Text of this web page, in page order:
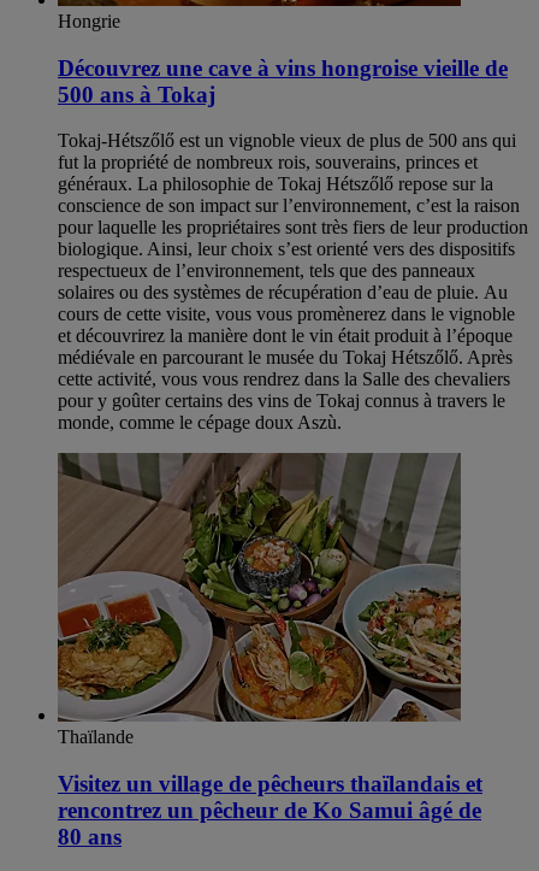
Hongrie
Découvrez une cave à vins hongroise vieille de
500 ans à Tokaj
Tokaj-Hétszőlő est un vignoble vieux de plus de 500 ans qui
fut la propriété de nombreux rois, souverains, princes et
généraux. La philosophie de Tokaj Hétszőlő repose sur la
conscience de son impact sur l’environnement, c’est la raison
pour laquelle les propriétaires sont très fiers de leur production
biologique. Ainsi, leur choix s’est orienté vers des dispositifs
respectueux de l’environnement, tels que des panneaux
solaires ou des systèmes de récupération d’eau de pluie. Au
cours de cette visite, vous vous promènerez dans le vignoble
et découvrirez la manière dont le vin était produit à l’époque
médiévale en parcourant le musée du Tokaj Hétszőlő. Après
cette activité, vous vous rendrez dans la Salle des chevaliers
pour y goûter certains des vins de Tokaj connus à travers le
monde, comme le cépage doux Aszù.
Thaïlande
Visitez un village de pêcheurs thaïlandais et
rencontrez un pêcheur de Ko Samui âgé de
80 ans